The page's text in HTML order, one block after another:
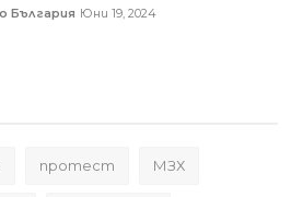
България Юни 19, 2024
протест МЗХ